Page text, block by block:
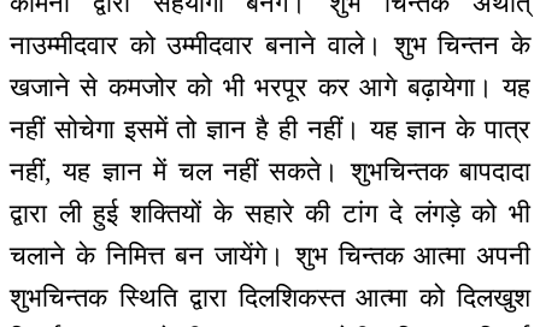
नाउम्मीदवार को उम्मीदवार बनाने वाले। शुभ चिन्तन के
खजाने से कमजोर को भी भरपूर कर आगे बढ़ायेगा। यह
नहीं सोचेगा इसमें तो ज्ञान है ही नहीं। यह ज्ञान के पात्र
नहीं, यह ज्ञान में चल नहीं सकते। शुभचिन्तक बापदादा
द्वारा ली हुई शक्तियों के सहारे की टांग दे लंगड़े को भी
चलाने के निमित्त बन जायेंगे। शुभ चिन्तक आत्मा अपनी
शुभचिन्तक स्थिति द्वारा दिलशिकस्त आत्मा को दिलखुश